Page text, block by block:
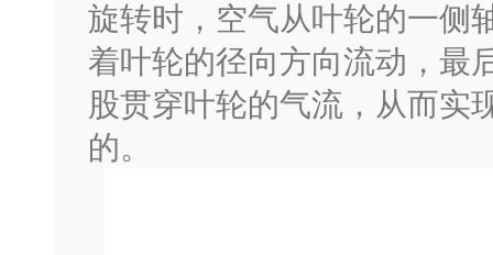
旋转时，空气从叶轮的一侧
着叶轮的径向方向流动，最
股贯穿叶轮的气流，从而实
的。